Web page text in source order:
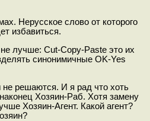
Нерусское слово от которого
избавиться.
лучше: Cut-Copy-Paste это их
синонимичные OK-Yes
решаются. И я рад что хоть
Хозяин-Раб. Хотя замену
Хозяин-Агент. Какой агент?